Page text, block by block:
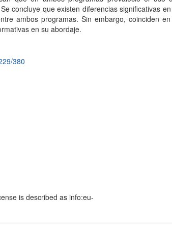
concluye que existen diferencias significativas
ambos programas. Sin embargo, coinciden en
en su abordaje.
380
is described as info:eu-